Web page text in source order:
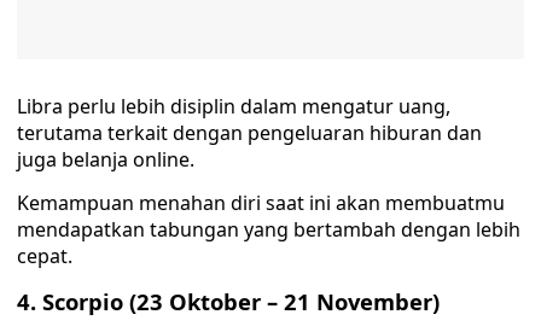
Libra perlu lebih disiplin dalam mengatur uang,
terutama terkait dengan pengeluaran hiburan dan
juga belanja online.
Kemampuan menahan diri saat ini akan membuatmu
mendapatkan tabungan yang bertambah dengan lebih
cepat.
4. Scorpio (23 Oktober – 21 November)